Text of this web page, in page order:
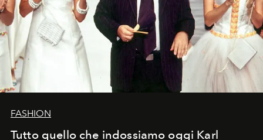
FASHION
Tutto quello che indossiamo oggi Karl